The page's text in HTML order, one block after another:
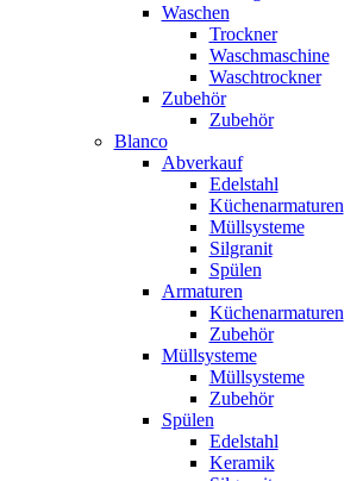
Waschen
Trockner
Waschmaschine
Waschtrockner
Zubehör
Zubehör
Blanco
Abverkauf
Edelstahl
Küchenarmaturen
Müllsysteme
Silgranit
Spülen
Armaturen
Küchenarmaturen
Zubehör
Müllsysteme
Müllsysteme
Zubehör
Spülen
Edelstahl
Keramik